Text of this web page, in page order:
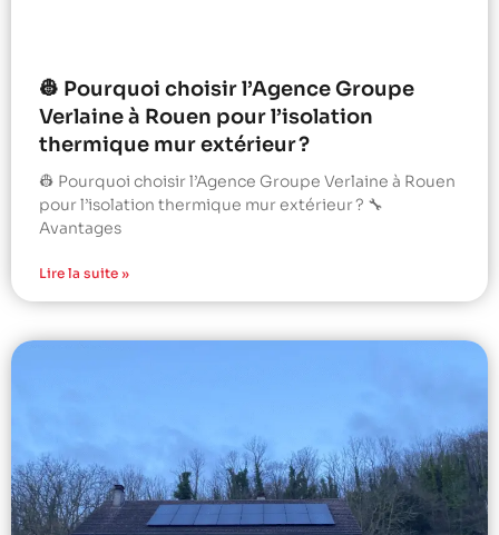
👷 Pourquoi choisir l’Agence Groupe
Verlaine à Rouen pour l’isolation
thermique mur extérieur ?
👷 Pourquoi choisir l’Agence Groupe Verlaine à Rouen
pour l’isolation thermique mur extérieur ? 🔧
Avantages
Lire la suite »